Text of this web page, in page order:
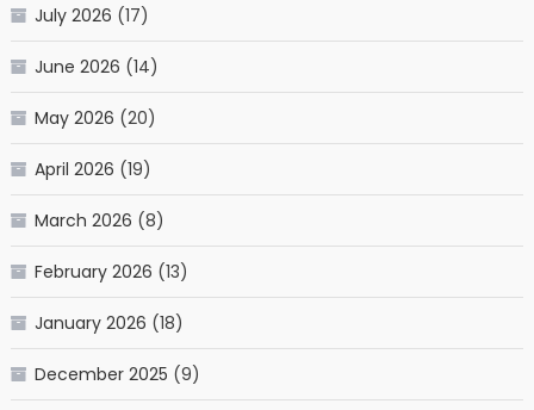
July 2026 (17)
June 2026 (14)
May 2026 (20)
April 2026 (19)
March 2026 (8)
February 2026 (13)
January 2026 (18)
December 2025 (9)